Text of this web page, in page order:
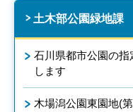
土木部公園緑地課
石川県都市公園の
します
木場潟公園東園地(